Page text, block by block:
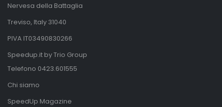
Nervesa della Battaglia
Treviso, Italy 31040
PIVA IT03490830266
Speedup.it by Trio Group
Telefono 0423.601555
Chi siamo
SpeedUp Magazine